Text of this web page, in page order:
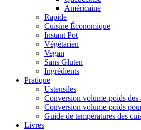
Américaine
Rapide
Cuisine Économique
Instant Pot
Végétarien
Vegan
Sans Gluten
Ingrédients
Pratique
Ustensiles
Conversion volume-poids des
Conversion volume-poids
Guide de températures des
Livres